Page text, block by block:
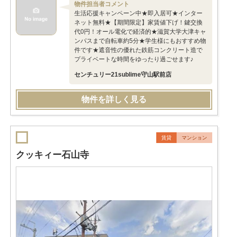
物件担当者コメント
生活応援キャンペーン中★即入居可★インター
ネット無料★【期間限定】家賃値下げ！鍵交換
代0円！オール電化で経済的★滋賀大学大津キャ
ンパスまで自転車約5分★学生様にもおすすめ物
件です★遮音性の優れた鉄筋コンクリート造で
プライベートな時間をゆったり過ごせます♪
センチュリー21sublime守山駅前店
物件を詳しく見る
賃貸 マンション
クッキィー石山寺